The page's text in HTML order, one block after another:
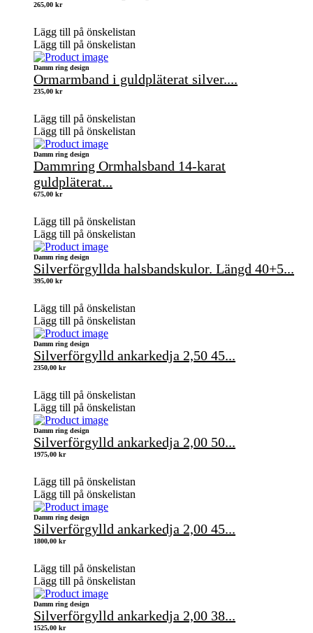
265,00 kr
Lägg till på önskelistan
Lägg till på önskelistan
Damm ring design
Ormarmband i guldpläterat silver....
235,00 kr
Lägg till på önskelistan
Lägg till på önskelistan
Damm ring design
Dammring Ormhalsband 14-karat
guldpläterat...
675,00 kr
Lägg till på önskelistan
Lägg till på önskelistan
Damm ring design
Silverförgyllda halsbandskulor. Längd 40+5...
395,00 kr
Lägg till på önskelistan
Lägg till på önskelistan
Damm ring design
Silverförgylld ankarkedja 2,50 45...
2350,00 kr
Lägg till på önskelistan
Lägg till på önskelistan
Damm ring design
Silverförgylld ankarkedja 2,00 50...
1975,00 kr
Lägg till på önskelistan
Lägg till på önskelistan
Damm ring design
Silverförgylld ankarkedja 2,00 45...
1800,00 kr
Lägg till på önskelistan
Lägg till på önskelistan
Damm ring design
Silverförgylld ankarkedja 2,00 38...
1525,00 kr